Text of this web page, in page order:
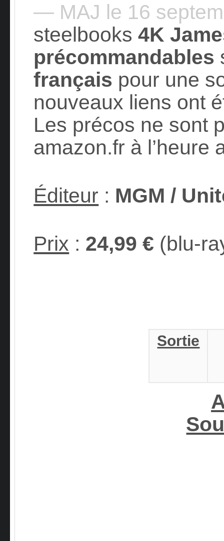
— MAJ le 16
steelbooks4K
précommandables
français pour une
nouveaux liens ont
Les précos ne sont
amazon.fr à l’heure
Éditeur : MGM /
Prix : 24,99 € (blu-
Sortie